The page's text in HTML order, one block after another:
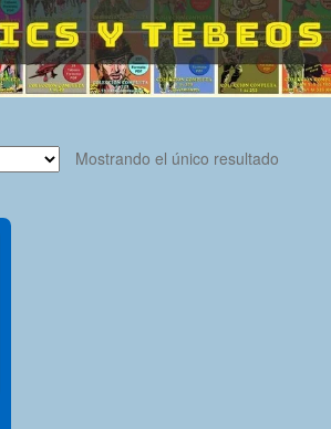
Mostrando el único resultado